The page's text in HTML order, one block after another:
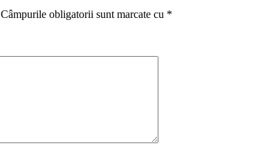
Câmpurile obligatorii sunt marcate cu *